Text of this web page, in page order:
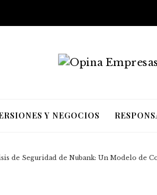
Y NEGOCIOS
de Seguridad de Nubank: Un Modelo de